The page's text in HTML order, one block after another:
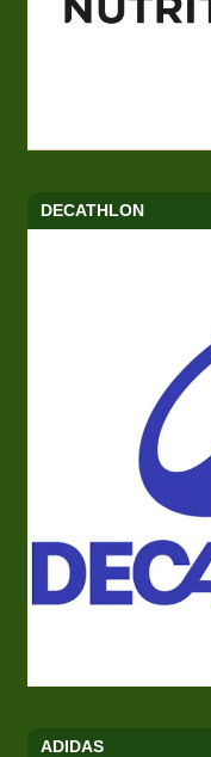
DECATHLON
ADIDAS